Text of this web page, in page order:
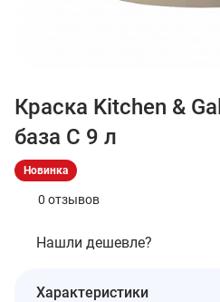
Краска Kitchen &
база С 9 л
Новинка
0 отзывов
Нашли дешевле?
Характеристики